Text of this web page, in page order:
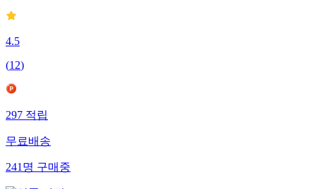
4.5
(12)
297적립
무료배송
241명구매중